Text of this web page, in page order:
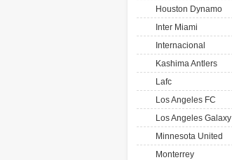
Houston Dynamo
Inter Miami
Internacional
Kashima Antlers
Lafc
Los Angeles FC
Los Angeles Galaxy
Minnesota United
Monterrey